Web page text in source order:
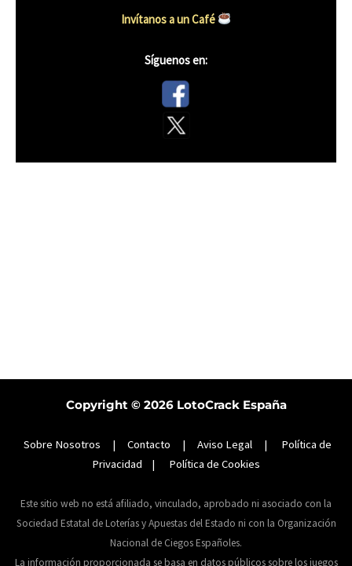
Invítanos a un Café
Síguenos en:
Copyright © 2026 LotoCrack España
Sobre Nosotros | Contacto | Aviso Legal| Política de
Privacidad | Política de Cookies
Este sitio web no está afiliado, vinculado, aprobado ni asociado con la
Sociedad Estatal de Loterías y Apuestas del Estado ni con la Organización
Nacional de Ciegos Españoles.
La información proporcionada se basa en datos públicos sobre los juegos